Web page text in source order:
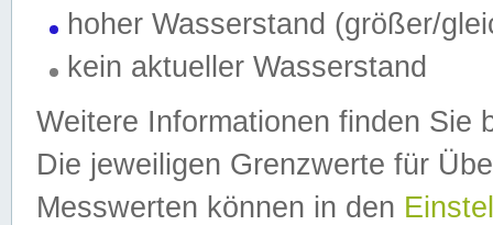
hoher Wasserstand (größer/
kein aktueller Wasserstand
Weitere Informationen finden Sie
Die jeweiligen Grenzwerte für
Messwerten können in den